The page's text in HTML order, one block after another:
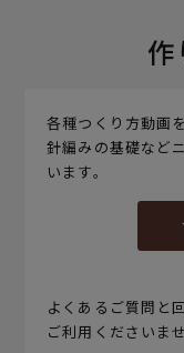
各種つくり方動画
針編みの基礎など
います。
よくあるご質問と
ご利用くださいませ